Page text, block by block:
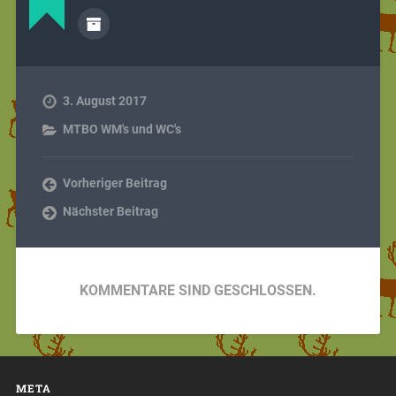
3. August 2017
MTBO WM's und WC's
Vorheriger Beitrag
Nächster Beitrag
KOMMENTARE SIND GESCHLOSSEN.
META